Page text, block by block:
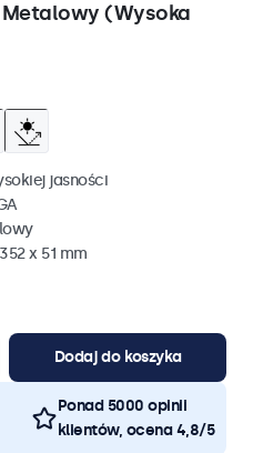
(Wysoka
jasności
x 51 mm
Dodaj do koszyka
Ponad 5000 opinii
klientów, ocena 4,8/5